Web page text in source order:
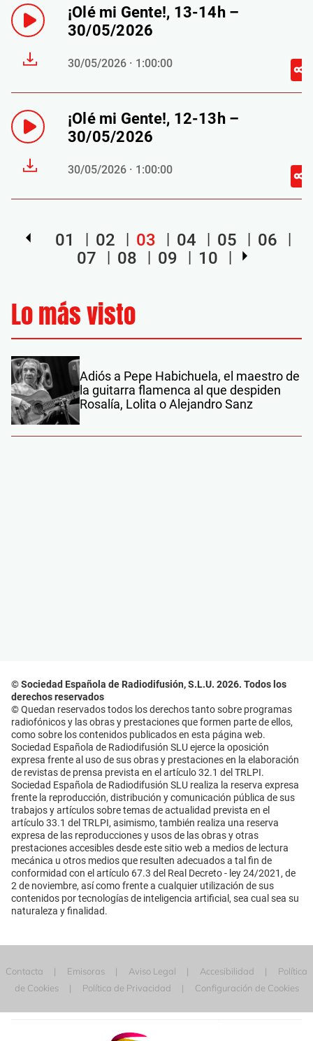
¡Olé mi Gente!, 13-14h –
30/05/2026
30/05/2026 · 1:00:00
¡Olé mi Gente!, 12-13h –
30/05/2026
30/05/2026 · 1:00:00
01 02 03 04 05
06
07
08 09 10
Lo más visto
Adiós a Pepe Habichuela, el maestro de
la guitarra flamenca al que despiden
Rosalía, Lolita o Alejandro Sanz
© Sociedad Española de Radiodifusión, S.L.U. 2026. Todos los
derechos reservados
© Quedan reservados todos los derechos tanto sobre programas
radiofónicos y las obras y prestaciones que formen parte de ellos,
como sobre los contenidos publicados en esta página web.
Sociedad Española de Radiodifusión SLU ejerce la oposición
expresa frente al uso de sus obras y prestaciones en la elaboración
de revistas de prensa prevista en el artículo 32.1 del TRLPI.
Sociedad Española de Radiodifusión SLU realiza la reserva expresa
frente la reproducción, distribución y comunicación pública de sus
trabajos y artículos sobre temas de actualidad prevista en el
artículo 33.1 del TRLPI, asimismo, también realiza una reserva
expresa de las reproducciones y usos de las obras y otras
prestaciones accesibles desde este sitio web a medios de lectura
mecánica u otros medios que resulten adecuados a tal fin de
conformidad con el artículo 67.3 del Real Decreto - ley 24/2021, de
2 de noviembre, así como frente a cualquier utilización de sus
contenidos por tecnologías de inteligencia artificial, sea cual sea su
naturaleza y finalidad.
Contacta Emisoras Aviso Legal Accesibilidad
Política
de Cookies
Política de Privacidad Configuración de Cookies